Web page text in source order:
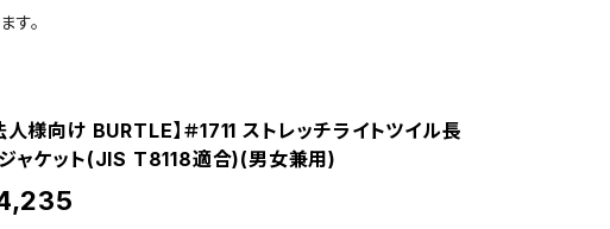
す。
人様向け BURTLE】＃1711 ストレッチライトツイル長
ャケット(JIS T8118適合)(男女兼用)